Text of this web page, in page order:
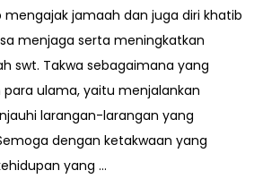
jamaah dan juga diri khatib
menjaga serta meningkatkan
swt. Takwa sebagaimana yang
para ulama, yaitu menjalankan
larangan-larangan yang
dengan ketakwaan yang
yang …